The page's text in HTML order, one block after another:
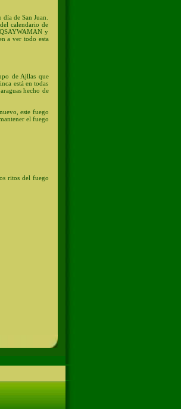
de San Juan.
calendario de
y
a ver todo esta
de Ajllas que
está en todas
hecho de
este fuego
el fuego
ritos del fuego